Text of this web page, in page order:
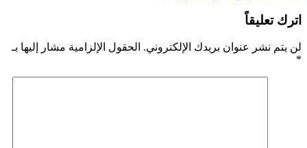
اترك تعليقاً
لن يتم نشر عنوان بريدك الإلكتروني. الحقول الإلزامية مشار إليها بـ
*